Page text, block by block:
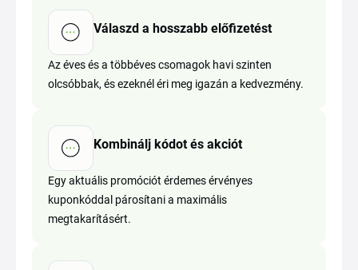
Válaszd a hosszabb előfizetést
Az éves és a többéves csomagok havi szinten
olcsóbbak, és ezeknél éri meg igazán a kedvezmény.
Kombinálj kódot és akciót
Egy aktuális promóciót érdemes érvényes
kuponkóddal párosítani a maximális
megtakarításért.